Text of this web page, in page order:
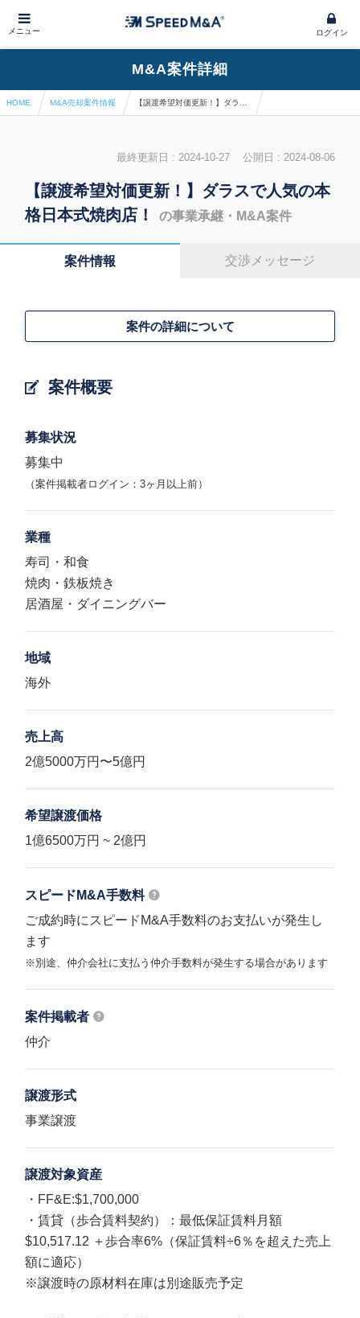
メニュー ログイン
M&A案件詳細
HOME M&A売却案件情報
最終更新日 : 2024-10-27 公開日 : 2024-08-06
【譲渡希望対価更新！】ダラスで人気の本
格日本式焼肉店！
の事業承継・M&A案件
案件情報 交渉メッセージ
案件概要
案件の詳細について
募集状況
募集中
（案件掲載者ログイン：3ヶ月以上前）
業種
寿司・和食
焼肉・鉄板焼き
居酒屋・ダイニングバー
地域
海外
売上高
2億5000万円〜5億円
希望譲渡価格
1億6500万円 ~ 2億円
スピードM&A手数料
ご成約時にスピードM&A手数料のお支払いが発生し
ます
※別途、仲介会社に支払う仲介手数料が発生する場合があります
案件掲載者
仲介
譲渡形式
事業譲渡
譲渡対象資産
・FF&E:$1,700,000
・賃貸（歩合賃料契約）：最低保証賃料月額
$10,517.12 ＋歩合率6%（保証賃料÷6％を超えた売上
額に適応）
※譲渡時の原材料在庫は別途販売予定